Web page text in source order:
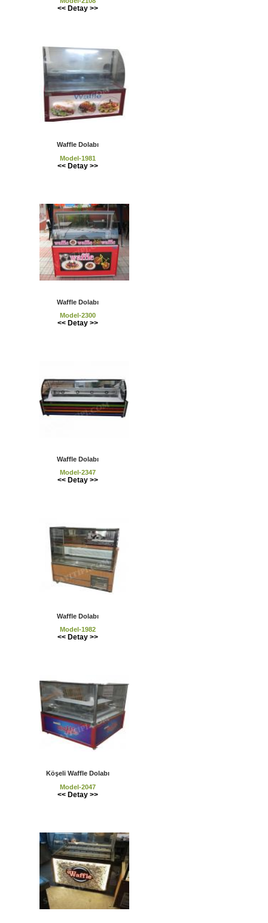
<< Detay >>
Waffle Dolabı
Model-1981
<< Detay >>
Waffle Dolabı
Model-2300
<< Detay >>
Waffle Dolabı
Model-2347
<< Detay >>
Waffle Dolabı
Model-1982
<< Detay >>
Köşeli Waffle Dolabı
Model-2047
<< Detay >>